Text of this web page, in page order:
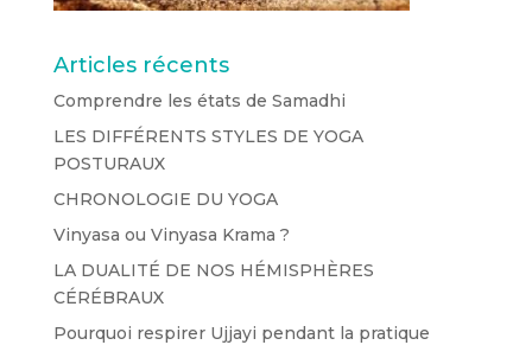
Articles récents
Comprendre les états de Samadhi
LES DIFFÉRENTS STYLES DE YOGA
POSTURAUX
CHRONOLOGIE DU YOGA
Vinyasa ou Vinyasa Krama ?
LA DUALITÉ DE NOS HÉMISPHÈRES
CÉRÉBRAUX
Pourquoi respirer Ujjayi pendant la pratique